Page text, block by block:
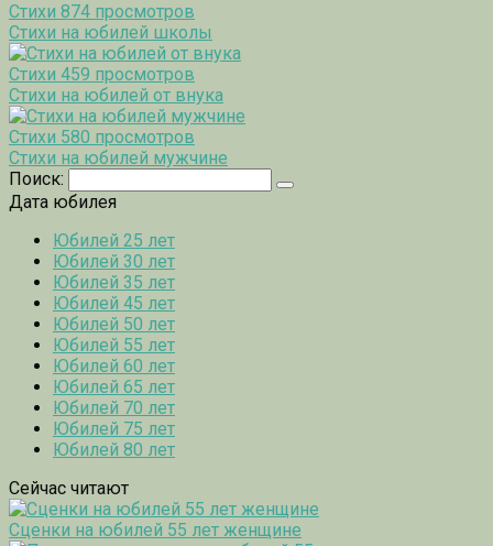
Стихи 874 просмотров
Стихи на юбилей школы
Стихи 459 просмотров
Стихи на юбилей от внука
Стихи 580 просмотров
Стихи на юбилей мужчине
Поиск:
Дата юбилея
Юбилей 25 лет
Юбилей 30 лет
Юбилей 35 лет
Юбилей 45 лет
Юбилей 50 лет
Юбилей 55 лет
Юбилей 60 лет
Юбилей 65 лет
Юбилей 70 лет
Юбилей 75 лет
Юбилей 80 лет
Сейчас читают
Сценки на юбилей 55 лет женщине